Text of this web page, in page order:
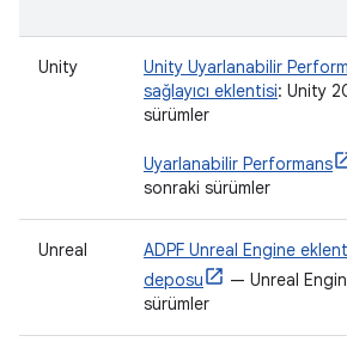
Unity
Unity Uyarlanabilir
sağlayıcı eklentisi: Unity
sürümler
Uyarlanabilir Performans
sonraki sürümler
Unreal ADPF Unreal Engine
deposu
— Unreal
sürümler